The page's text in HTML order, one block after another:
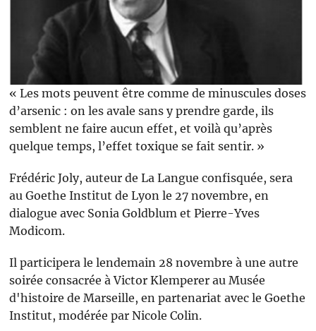
« Les mots peuvent être comme de minuscules doses
d’arsenic : on les avale sans y prendre garde, ils
semblent ne faire aucun effet, et voilà qu’après
quelque temps, l’effet toxique se fait sentir. »
Frédéric Joly, auteur de La Langue confisquée, sera
au Goethe Institut de Lyon le 27 novembre, en
dialogue avec Sonia Goldblum et Pierre-Yves
Modicom.
Il participera le lendemain 28 novembre à une autre
soirée consacrée à Victor Klemperer au Musée
d'histoire de Marseille, en partenariat avec le Goethe
Institut, modérée par Nicole Colin.